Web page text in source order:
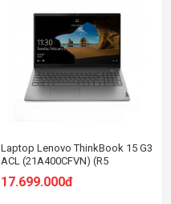
Laptop Lenovo ThinkBook 15 G3
ACL (21A400CFVN) (R5
SSD/15.6 FHD/Win11/Xám)
17.699.000đ